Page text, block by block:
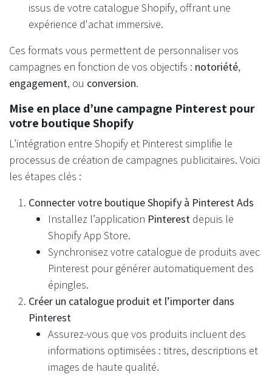
issus de votre catalogue Shopify, offrant une
expérience d'achat immersive.
Ces formats vous permettent de personnaliser vos
campagnes en fonction de vos objectifs : notoriété,
engagement, ou conversion.
Mise en place d’une campagne Pinterest pour
votre boutique Shopify
L’intégration entre Shopify et Pinterest simplifie le
processus de création de campagnes publicitaires. Voici
les étapes clés :
Connecter votre boutique Shopify à Pinterest Ads
Installez l’application Pinterest depuis le
Shopify App Store.
Synchronisez votre catalogue de produits avec
Pinterest pour générer automatiquement des
épingles.
Créer un catalogue produit et l’importer dans
Pinterest
Assurez-vous que vos produits incluent des
informations optimisées : titres, descriptions et
images de haute qualité.